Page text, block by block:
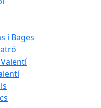
i Bages